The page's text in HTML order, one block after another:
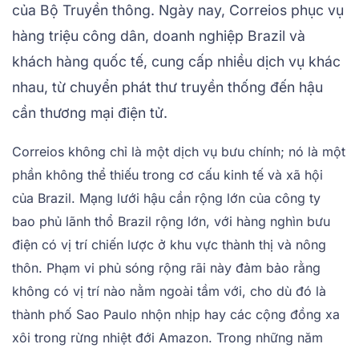
của Bộ Truyền thông. Ngày nay, Correios phục vụ
hàng triệu công dân, doanh nghiệp Brazil và
khách hàng quốc tế, cung cấp nhiều dịch vụ khác
nhau, từ chuyển phát thư truyền thống đến hậu
cần thương mại điện tử.
Correios không chỉ là một dịch vụ bưu chính; nó là một
phần không thể thiếu trong cơ cấu kinh tế và xã hội
của Brazil. Mạng lưới hậu cần rộng lớn của công ty
bao phủ lãnh thổ Brazil rộng lớn, với hàng nghìn bưu
điện có vị trí chiến lược ở khu vực thành thị và nông
thôn. Phạm vi phủ sóng rộng rãi này đảm bảo rằng
không có vị trí nào nằm ngoài tầm với, cho dù đó là
thành phố Sao Paulo nhộn nhịp hay các cộng đồng xa
xôi trong rừng nhiệt đới Amazon. Trong những năm